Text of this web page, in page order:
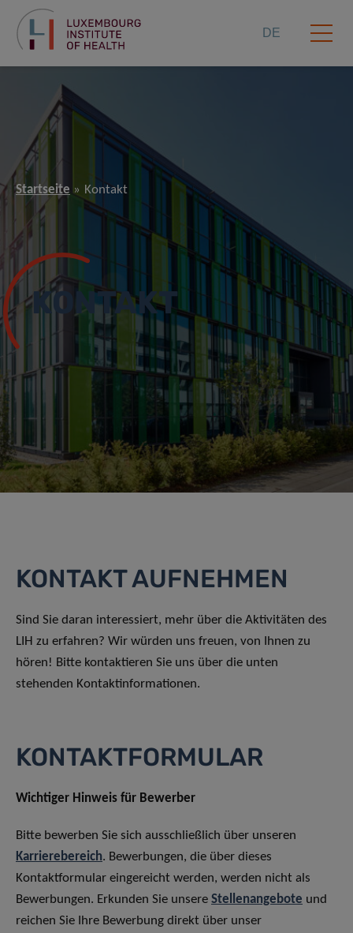
DE
Startseite Kontakt
KONTAKT
KONTAKT AUFNEHMEN
Sind Sie daran interessiert, mehr über die Aktivitäten des
LIH zu erfahren? Wir würden uns freuen, von Ihnen zu
hören! Bitte kontaktieren Sie uns über die unten
stehenden Kontaktinformationen.
KONTAKTFORMULAR
Wichtiger Hinweis für Bewerber
Bitte bewerben Sie sich ausschließlich über unseren
Karrierebereich. Bewerbungen, die über dieses
Kontaktformular eingereicht werden, werden nicht als
Bewerbungen. Erkunden Sie unsere Stellenangebote und
reichen Sie Ihre Bewerbung direkt über unser